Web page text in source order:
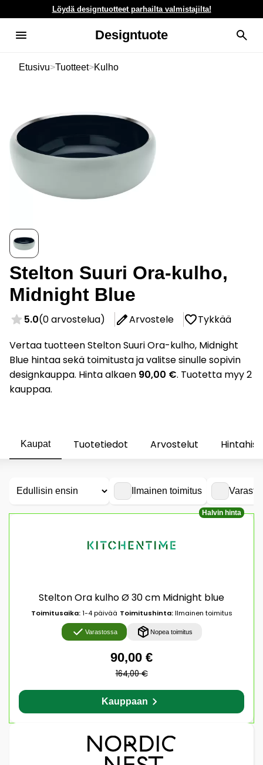
Löydä designtuotteet parhailta valmistajilta!
Designtuote
Etusivu>Tuotteet>Kulho
Stelton Suuri Ora-kulho,
Midnight Blue
5.0(0 arvostelua) Arvostele
Tykkää
Vertaa tuotteen Stelton Suuri Ora-kulho, Midnight
Blue hintaa sekä toimitusta ja valitse sinulle sopivin
designkauppa. Hinta alkaen 90,00 €. Tuotetta myy 2
kauppaa.
Kaupat Tuotetiedot Arvostelut
Ilmainen toimitus
Halvin hinta
Stelton Ora kulho Ø 30 cm Midnight blue
Toimitusaika:1-4 päivää Toimitushinta:Ilmainen toimitus
Varastossa Nopea toimitus
90,00 €
164,00 €
Kauppaan